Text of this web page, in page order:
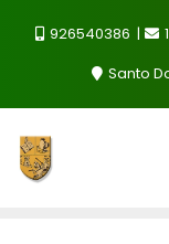
926540386
Santo